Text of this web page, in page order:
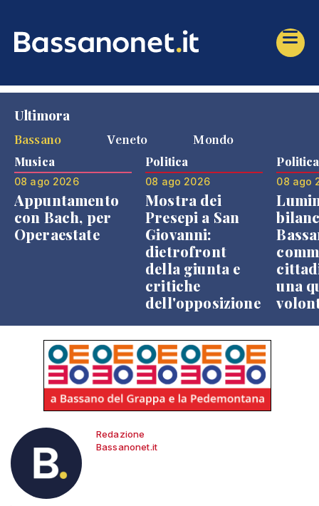
Ultimora
Bassano
Veneto Mondo
Musica
08 ago 2026
Appuntamento
con Bach, per
Operaestate
Politica
08 ago 2026
Mostra dei
Presepi a San
Giovanni:
dietrofront
della giunta e
critiche
dell'opposizione
Politica
08 ago
una
Redazione
Bassanonet.it